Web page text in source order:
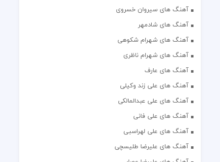
آهنگ های سیروان خسروی
آهنگ های شادمهر
آهنگ های شهرام شکوهی
آهنگ های شهرام ناظری
آهنگ های عارف
آهنگ های علی زند وکیلی
آهنگ های علی عبدالمالکی
آهنگ های علی فانی
آهنگ های علی لهراسبی
آهنگ های علیرضا طلیسچی